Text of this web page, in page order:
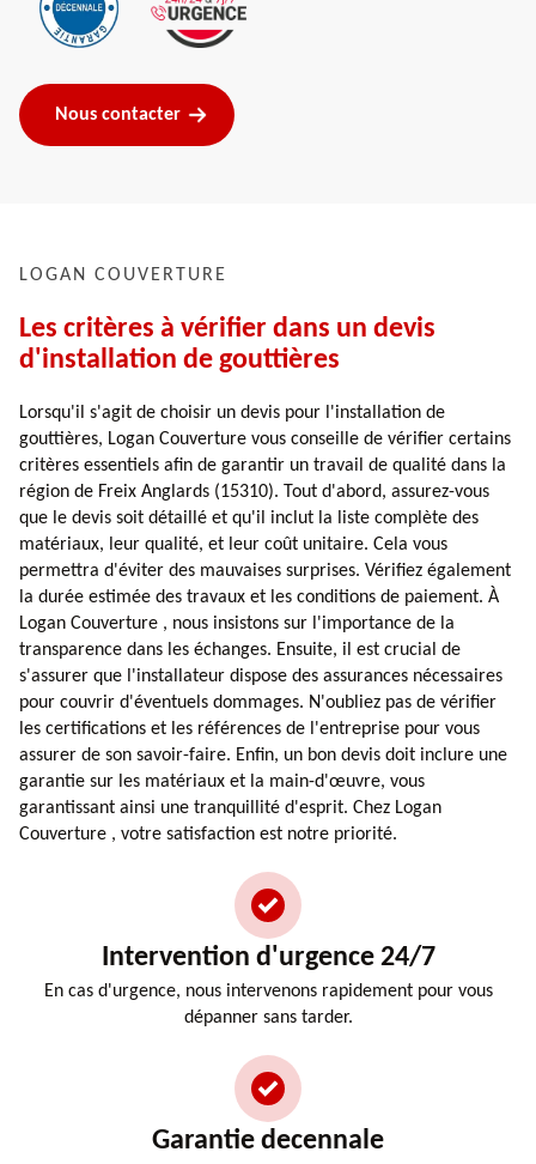
Nous contacter
LOGAN COUVERTURE
Les critères à vérifier dans un devis
d'installation de gouttières
Lorsqu'il s'agit de choisir un devis pour l'installation de
gouttières, Logan Couverture vous conseille de vérifier certains
critères essentiels afin de garantir un travail de qualité dans la
région de Freix Anglards (15310). Tout d'abord, assurez-vous
que le devis soit détaillé et qu'il inclut la liste complète des
matériaux, leur qualité, et leur coût unitaire. Cela vous
permettra d'éviter des mauvaises surprises. Vérifiez également
la durée estimée des travaux et les conditions de paiement. À
Logan Couverture , nous insistons sur l'importance de la
transparence dans les échanges. Ensuite, il est crucial de
s'assurer que l'installateur dispose des assurances nécessaires
pour couvrir d'éventuels dommages. N'oubliez pas de vérifier
les certifications et les références de l'entreprise pour vous
assurer de son savoir-faire. Enfin, un bon devis doit inclure une
garantie sur les matériaux et la main-d'œuvre, vous
garantissant ainsi une tranquillité d'esprit. Chez Logan
Couverture , votre satisfaction est notre priorité.
Intervention d'urgence 24/7
En cas d'urgence, nous intervenons rapidement pour vous
dépanner sans tarder.
Garantie decennale